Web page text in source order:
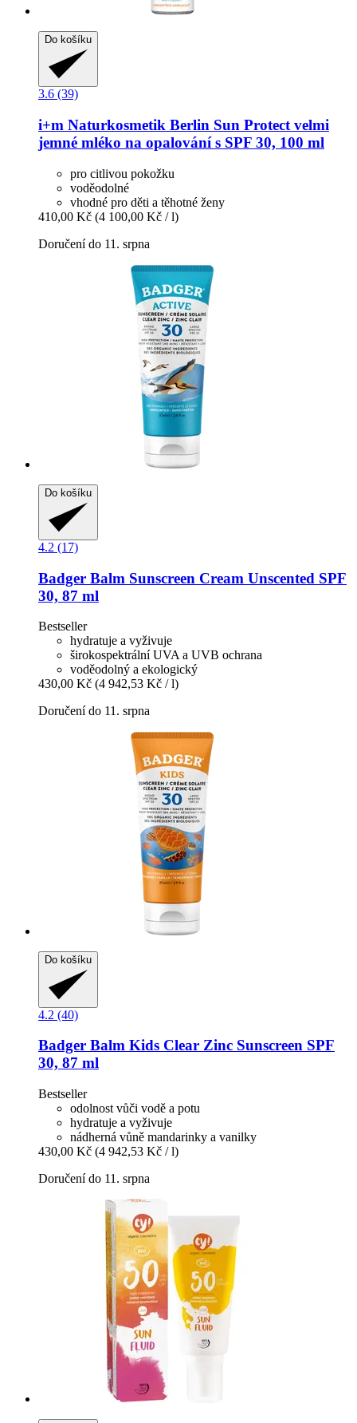
Do košíku
3.6 (39)
i+m Naturkosmetik Berlin Sun Protect velmi
jemné mléko na opalování s SPF 30, 100 ml
pro citlivou pokožku
voděodolné
vhodné pro děti a těhotné ženy
410,00 Kč (4 100,00 Kč / l)
Doručení do 11. srpna
Do košíku
4.2 (17)
Badger Balm Sunscreen Cream Unscented SPF
30, 87 ml
Bestseller
hydratuje a vyživuje
širokospektrální UVA a UVB ochrana
voděodolný a ekologický
430,00 Kč (4 942,53 Kč / l)
Doručení do 11. srpna
Do košíku
4.2 (40)
Badger Balm Kids Clear Zinc Sunscreen SPF
30, 87 ml
Bestseller
odolnost vůči vodě a potu
hydratuje a vyživuje
nádherná vůně mandarinky a vanilky
430,00 Kč (4 942,53 Kč / l)
Doručení do 11. srpna